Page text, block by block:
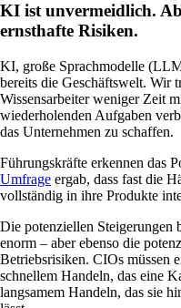
KI ist unvermeidlich.
ernsthafte Risiken.
KI, große Sprachmodelle
bereits die Geschäftswelt. Wir
Wissensarbeiter weniger Zeit
wiederholenden Aufgaben
das Unternehmen zu schaffen.
Führungskräfte erkennen das
Umfrage ergab, dass fast die
vollständig in ihre Produkte
Die potenziellen
enorm – aber ebenso die
Betriebsrisiken. CIOs müssen
schnellem Handeln, das eine
langsamem Handeln, das sie